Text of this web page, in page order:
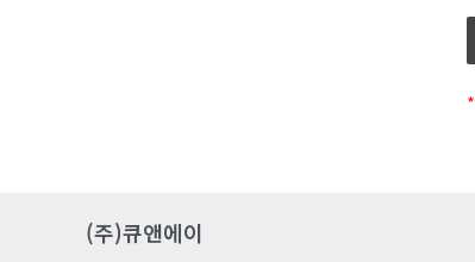
*
(주)큐앤에이